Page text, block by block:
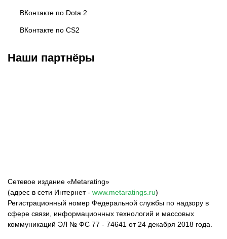
ВКонтакте по Dota 2
ВКонтакте по CS2
Наши партнёры
Сетевое издание «Metarating»
(адрес в сети Интернет - www.metaratings.ru)
Регистрационный номер Федеральной службы по надзору в
сфере связи, информационных технологий и массовых
коммуникаций ЭЛ № ФС 77 - 74641 от 24 декабря 2018 года.